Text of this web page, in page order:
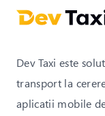
Dev Taxi este
transport la
aplicatii mobile